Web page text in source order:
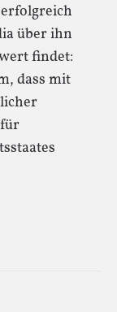
über ihn
findet:
dass mit